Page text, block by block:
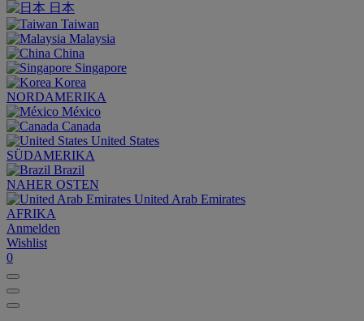
日本
Taiwan
Malaysia
China
Singapore
Korea
NORDAMERIKA
México
Canada
United States
SÜDAMERIKA
Brazil
NAHER OSTEN
United Arab Emirates
AFRIKA
Anmelden
Wishlist
0